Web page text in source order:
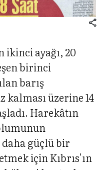
ikinci ayağı, 20
birinci
barış
üzerine 14
Harekâtın
güçlü bir
için Kıbrıs'ın